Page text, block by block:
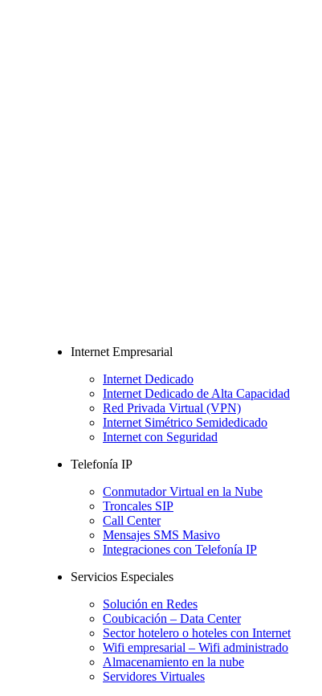
Internet Empresarial
Internet Dedicado
Internet Dedicado de Alta Capacidad
Red Privada Virtual (VPN)
Internet Simétrico Semidedicado
Internet con Seguridad
Telefonía IP
Conmutador Virtual en la Nube
Troncales SIP
Call Center
Mensajes SMS Masivo
Integraciones con Telefonía IP
Servicios Especiales
Solución en Redes
Coubicación – Data Center
Sector hotelero o hoteles con Internet
Wifi empresarial – Wifi administrado
Almacenamiento en la nube
Servidores Virtuales